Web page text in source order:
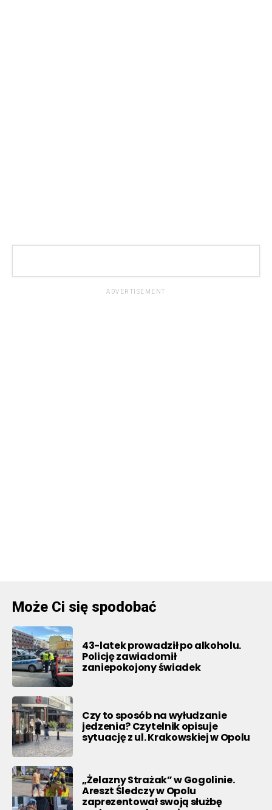
ADVERTISEMENT
Może Ci się spodobać
43-latek prowadził po alkoholu.
Policję zawiadomił
zaniepokojony świadek
Czy to sposób na wyłudzanie
jedzenia? Czytelnik opisuje
sytuację z ul. Krakowskiej w Opolu
„Żelazny Strażak” w Gogolinie.
Areszt Śledczy w Opolu
zaprezentował swoją służbę